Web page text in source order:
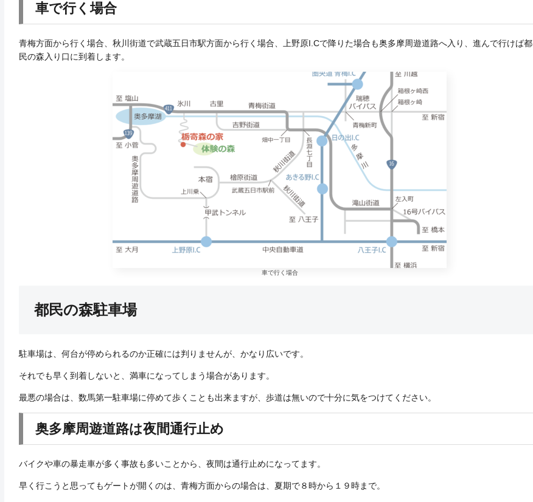
車で行く場合
青梅方面から行く場合、秋川街道で武蔵五日市駅方面から行く場合、上野原I.Cで降りた場合も奥多摩周遊道路へ入り、進んで行けば都
民の森入り口に到着します。
車で行く場合
都民の森駐車場
駐車場は、何台が停められるのか正確には判りませんが、かなり広いです。
それでも早く到着しないと、満車になってしまう場合があります。
最悪の場合は、数馬第一駐車場に停めて歩くことも出来ますが、歩道は無いので十分に気をつけてください。
奥多摩周遊道路は夜間通行止め
バイクや車の暴走車が多く事故も多いことから、夜間は通行止めになってます。
早く行こうと思ってもゲートが開くのは、青梅方面からの場合は、夏期で８時から１９時まで。